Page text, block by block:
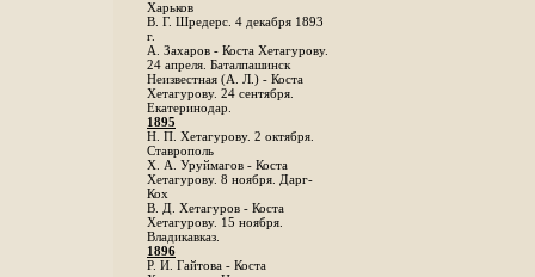
Харьков
B. Г. Шредерс. 4 декабря 1893
г.
А. Захаров - Коста Хетагурову.
24 апреля. Баталпашинск
Неизвестная (А. Л.) - Коста
Хетагурову. 24 сентября.
Екатеринодар.
1895
Н. П. Хетагурову. 2 октября.
Ставрополь
X. А. Уруймагов - Коста
Хетагурову. 8 ноября. Дарг-
Кох
В. Д. Хетагуров - Коста
Хетагурову. 15 ноября.
Владикавказ.
1896
Р. И. Гайтова - Коста